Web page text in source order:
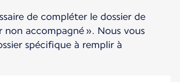
de compléter le dossier de
non accompagné ». Nous vous
spécifique à remplir à